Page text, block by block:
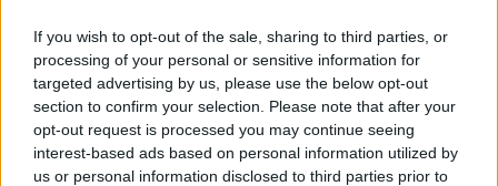
If you wish to opt-out of the sale, sharing to third parties, or
processing of your personal or sensitive information for
targeted advertising by us, please use the below opt-out
section to confirm your selection. Please note that after your
opt-out request is processed you may continue seeing
interest-based ads based on personal information utilized by
us or personal information disclosed to third parties prior to
αξίζεις».